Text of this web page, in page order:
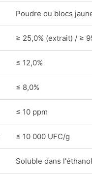
Poudre ou blocs
≥ 25,0% (extrait) / ≥
≤ 12,0%
≤ 8,0%
≤ 10 ppm
≤ 10 000 UFC/g
Soluble dans